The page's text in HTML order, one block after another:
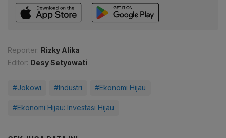
Reporter: Rizky Alika
Editor: Desy Setyowati
#Jokowi #Industri #Ekonomi Hijau
#Ekonomi Hijau: Investasi Hijau